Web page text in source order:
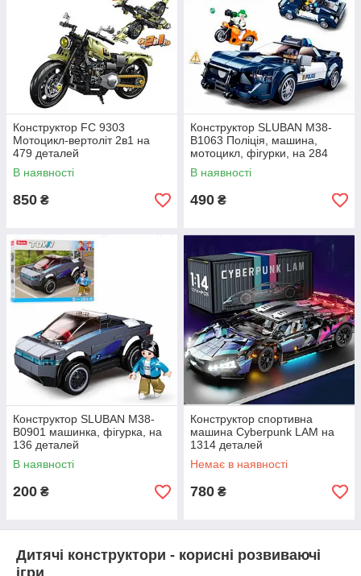
Конструктор FC 9303
Мотоцикл-вертоліт 2в1 на
479 деталей
В наявності
850 ₴
Конструктор SLUBAN M38-
B1063 Поліція, машина,
мотоцикл, фігурки, на 284
деталей
В наявності
490 ₴
Конструктор SLUBAN M38-
B0901 машинка, фігурка, на
136 деталей
В наявності
200 ₴
Конструктор спортивна
машина Cyberpunk LAM на
1314 деталей
Немає в наявності
780 ₴
Дитячі конструктори - корисні розвиваючі